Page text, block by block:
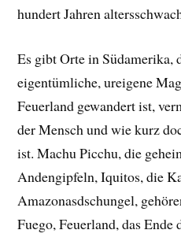
hundert Jahren
Es gibt Orte in Südamerika,
eigentümliche, ureigene
Feuerland gewandert ist,
der Mensch und wie kurz
ist. Machu Picchu, die
Andengipfeln, Iquitos, die
Amazonasdschungel,
Fuego, Feuerland, das